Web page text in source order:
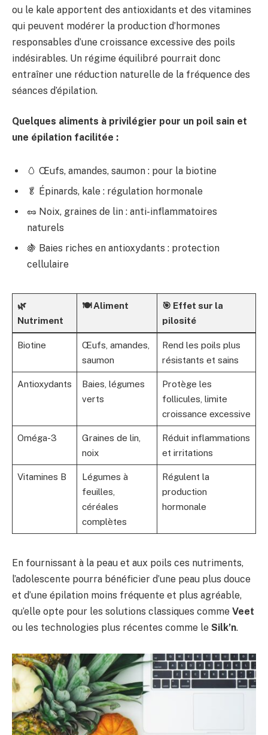
ou le kale apportent des antioxidants et des vitamines
qui peuvent modérer la production d’hormones
responsables d’une croissance excessive des poils
indésirables. Un régime équilibré pourrait donc
entraîner une réduction naturelle de la fréquence des
séances d’épilation.
Quelques aliments à privilégier pour un poil sain et
une épilation facilitée :
🥚 Œufs, amandes, saumon : pour la biotine
🥬 Épinards, kale : régulation hormonale
🥜 Noix, graines de lin : anti-inflammatoires
naturels
🍇 Baies riches en antioxydants : protection
cellulaire
🌿
Nutriment
🍽️ Aliment
🎯 Effet sur la
pilosité
Biotine
Œufs, amandes,
saumon
Rend les poils plus
résistants et sains
Antioxydants
Baies, légumes
verts
Protège les
follicules, limite
croissance excessive
Oméga-3
Graines de lin,
noix
Réduit inflammations
et irritations
Vitamines B
Légumes à
feuilles,
céréales
complètes
Régulent la
production
hormonale
En fournissant à la peau et aux poils ces nutriments,
l’adolescente pourra bénéficier d’une peau plus douce
et d’une épilation moins fréquente et plus agréable,
qu’elle opte pour les solutions classiques comme Veet
ou les technologies plus récentes comme le Silk’n.